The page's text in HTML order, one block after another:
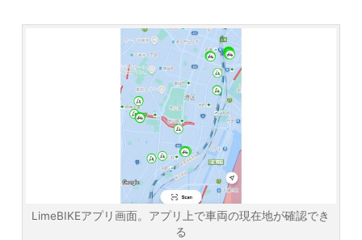
LimeBIKEアプリ画面。アプリ上で車両の現在地が確認でき
る